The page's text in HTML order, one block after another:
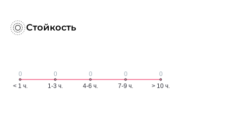
Стойкость